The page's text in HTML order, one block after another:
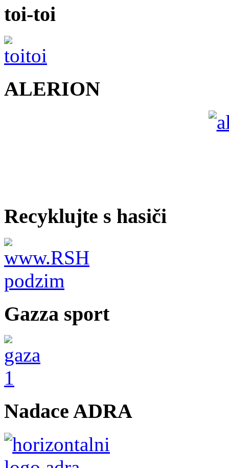
toi-toi
ALERION
Recyklujte s hasiči
Gazza sport
Nadace ADRA